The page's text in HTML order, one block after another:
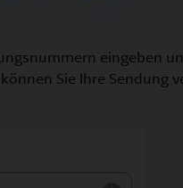
eingeben
Sie Ihre Sendung